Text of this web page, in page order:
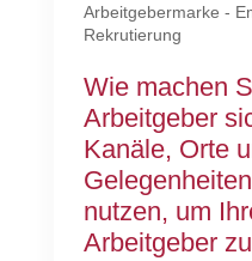
Arbeitgebermarke -
Rekrutierung
Wie machen
Arbeitgeber
Kanäle, Orte
nutzen, um
Arbeitgeber